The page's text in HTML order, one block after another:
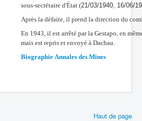
sous-secrétaire d'État (21/03/1940, 16/06/
Après la défaite, il prend la direction du
En 1943, il est arrêté par la Gestapo, en
mais est repris et envoyé à Dachau.
Biographie Annales des Mines
Haut de page